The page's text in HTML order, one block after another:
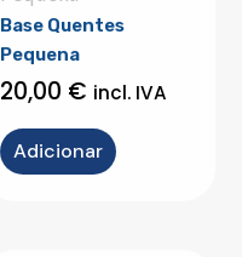
Base Quentes
Pequena
20,00 € incl. IVA
Adicionar